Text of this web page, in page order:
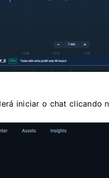
iniciar o chat clicando